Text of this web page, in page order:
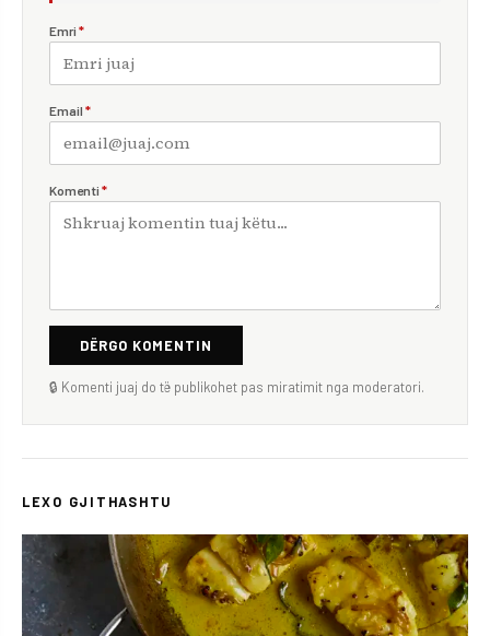
Emri *
Email *
Komenti *
DËRGO KOMENTIN
🔒 Komenti juaj do të publikohet pas miratimit nga moderatori.
LEXO GJITHASHTU